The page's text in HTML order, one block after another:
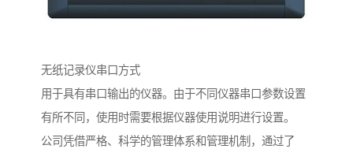
无纸记录仪串口方式
用于具有串口输出的仪器。由于不同仪器串口参数设置
有所不同，使用时需要根据仪器使用说明进行设置。
公司凭借严格、科学的管理体系和管理机制，通过了